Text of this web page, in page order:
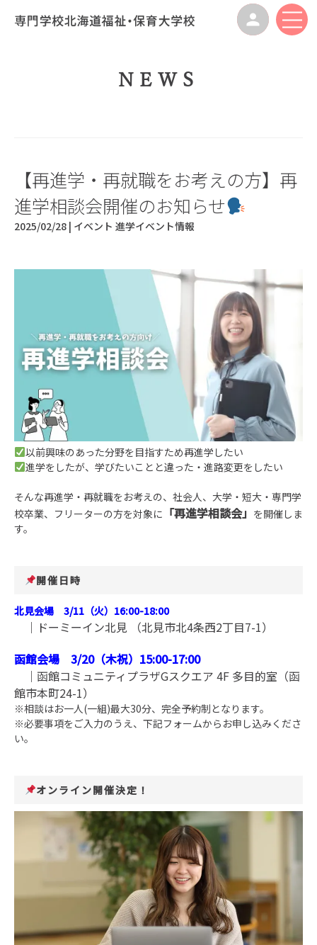
NEWS
【再進学・再就職をお考えの方】再
進学相談会開催のお知らせ
2025/02/28 | イベント 進学イベント情報
以前興味のあった分野を目指すため再進学したい
進学をしたが、学びたいことと違った・進路変更をしたい
そんな再進学・再就職をお考えの、社会人、大学・短大・専門学
校卒業、フリーターの方を対象に 「再進学相談会」 を開催しま
す。
開催日時
北見会場 3/11（火）16:00-18:00
｜ドーミーイン北見 （北見市北4条西2丁目7-1）
函館会場 3/20（木祝）15:00-17:00
｜函館コミュニティプラザGスクエア 4F 多目的室（函
館市本町24-1）
※相談はお一人(一組)最大30分、完全予約制となります。
※必要事項をご入力のうえ、下記フォームからお申し込みくださ
い。
オンライン開催決定！